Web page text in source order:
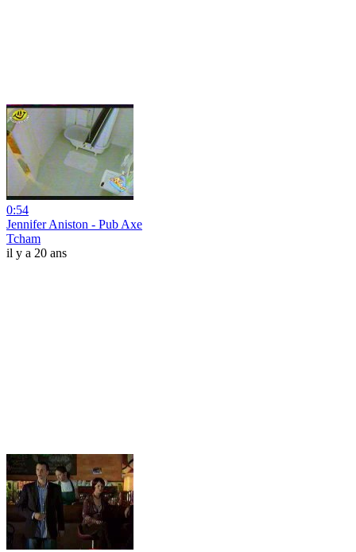
0:54
Jennifer Aniston - Pub Axe
Tcham
il y a 20 ans